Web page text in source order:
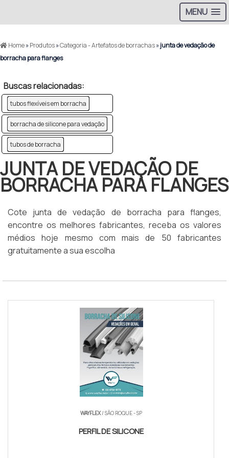
MENU
Home»Produtos»Categoria - Artefatos de borrachas»junta de vedação de
borracha para flanges
Buscas relacionadas:
tubos flexíveis em borracha
borracha de silicone para vedação
tubos de borracha
JUNTA DE VEDAÇÃO DE
BORRACHA PARA FLANGES
Cote junta de vedação de borracha para flanges,
encontre os melhores fabricantes, receba os valores
médios hoje mesmo com mais de 50 fabricantes
gratuitamente a sua escolha
WAYFLEX/ SÃO ROQUE - SP
PERFIL DE SILICONE